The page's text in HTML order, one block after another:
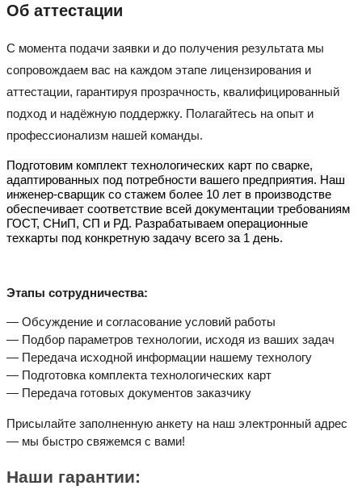
Об аттестации
С момента подачи заявки и до получения результата мы
сопровождаем вас на каждом этапе лицензирования и
аттестации, гарантируя прозрачность, квалифицированный
подход и надёжную поддержку. Полагайтесь на опыт и
профессионализм нашей команды.
Подготовим комплект технологических карт по сварке,
адаптированных под потребности вашего предприятия. Наш
инженер-сварщик со стажем более 10 лет в производстве
обеспечивает соответствие всей документации требованиям
ГОСТ, СНиП, СП и РД. Разрабатываем операционные
техкарты под конкретную задачу всего за 1 день.
Этапы сотрудничества:
— Обсуждение и согласование условий работы
— Подбор параметров технологии, исходя из ваших задач
— Передача исходной информации нашему технологу
— Подготовка комплекта технологических карт
— Передача готовых документов заказчику
Присылайте заполненную анкету на наш электронный адрес
— мы быстро свяжемся с вами!
Наши гарантии: